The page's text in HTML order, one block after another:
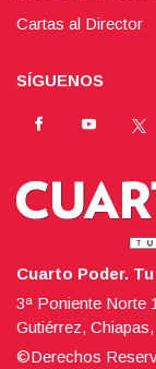
Cartas al Director
SÍGUENOS
Cuarto Poder.
3ª Poniente Norte
Gutiérrez,
©Derechos